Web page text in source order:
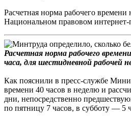
Расчетная норма рабочего
Национальном правовом
Расчетная норма рабочего
часа, для шестидневной рабочей
Как пояснили в пресс-службе
времени 40 часов в неделю и
дни, непосредственно
по пятницу 7 часов, в субботу — 5